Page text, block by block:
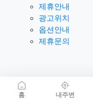
홈 내주변
제휴안내
광고위치
옵션안내
제휴문의